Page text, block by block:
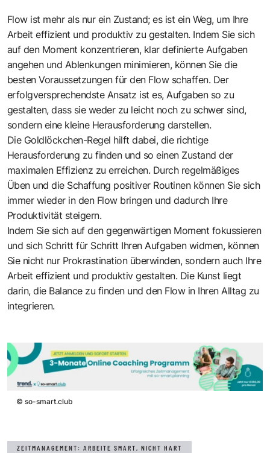
Flow ist mehr als nur ein Zustand; es ist ein Weg, um Ihre
Arbeit effizient und produktiv zu gestalten. Indem Sie sich
auf den Moment konzentrieren, klar definierte Aufgaben
angehen und Ablenkungen minimieren, können Sie die
besten Voraussetzungen für den Flow schaffen. Der
erfolgversprechendste Ansatz ist es, Aufgaben so zu
gestalten, dass sie weder zu leicht noch zu schwer sind,
sondern eine kleine Herausforderung darstellen.
Die Goldlöckchen-Regel hilft dabei, die richtige
Herausforderung zu finden und so einen Zustand der
maximalen Effizienz zu erreichen. Durch regelmäßiges
Üben und die Schaffung positiver Routinen können Sie sich
immer wieder in den Flow bringen und dadurch Ihre
Produktivität steigern.
Indem Sie sich auf den gegenwärtigen Moment fokussieren
und sich Schritt für Schritt Ihren Aufgaben widmen, können
Sie nicht nur Prokrastination überwinden, sondern auch Ihre
Arbeit effizient und produktiv gestalten. Die Kunst liegt
darin, die Balance zu finden und den Flow in Ihren Alltag zu
integrieren.
© so-smart.club
ZEITMANAGEMENT: ARBEITE SMART, NICHT HART